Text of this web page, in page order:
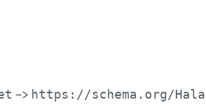
–> https://schema.org/